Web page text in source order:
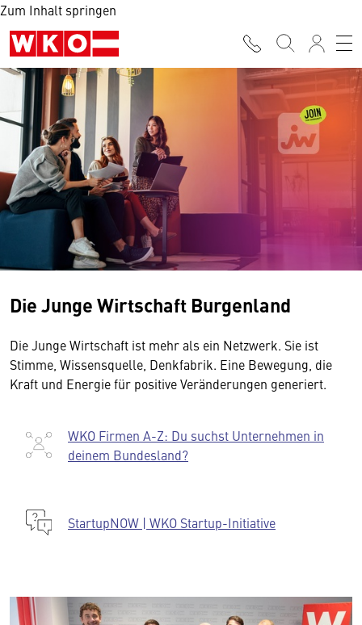
Zum Inhalt springen
Die Junge Wirtschaft Burgenland
Die Junge Wirtschaft ist mehr als ein Netzwerk. Sie ist
Stimme, Wissensquelle, Denkfabrik. Eine Bewegung, die
Kraft und Energie für positive Veränderungen generiert.
WKO Firmen A-Z: Du suchst Unternehmen in
deinem Bundesland?
StartupNOW | WKO Startup-Initiative